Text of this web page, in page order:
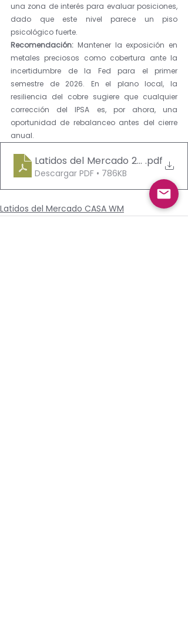
una zona de interés para evaluar posiciones,
dado que este nivel parece un piso
psicológico fuerte.
Recomendación: Mantener la exposición en
metales preciosos como cobertura ante la
incertidumbre de la Fed para el primer
semestre de 2026. En el plano local, la
resiliencia del cobre sugiere que cualquier
corrección del IPSA es, por ahora, una
oportunidad de rebalanceo antes del cierre
anual.
Latidos del Mercado 26122025
.pdf
Descargar PDF • 786KB
Latidos del Mercado CASA WM